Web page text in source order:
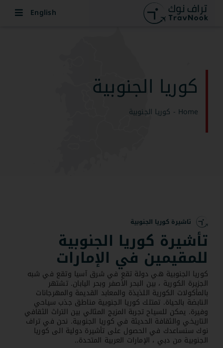
English
كوريا الجنوبية
Home
- كوريا الجنوبية
تاشيرة كوريا الجنوبية
تأشيرة كوريا الجنوبية
للمقيمين في الإمارات
كوريا الجنوبية هي دولة تقع في شرق آسيا وتقع في شبه
الجزيرة الكورية ، بين البحر الأصفر وبحر اليابان. تشتهر
بالمأكولات الكورية اللذيذة والمعابد القديمة والمهرجانات
النابضة بالحياة. تمتلك كوريا الجنوبية مناطق جذب سياحي
وفيرة. يمكن للسياح تجربة المزيج المثالي بين التراث الثقافي
التاريخي والثقافة الحديثة في كوريا الجنوبية. نحن في تراف
نوك سنساعدك في الحصول على تأشيرة دولية الى كوريا
الجنوبية من دبي ، الإمارات العربية المتحدة..